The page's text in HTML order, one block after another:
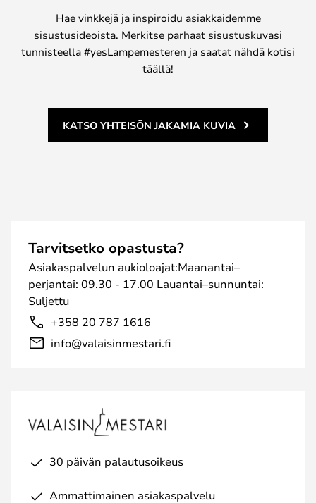
Hae vinkkejä ja inspiroidu asiakkaidemme
sisustusideoista. Merkitse parhaat sisustuskuvasi
tunnisteella #yesLampemesteren ja saatat nähdä kotisi
täällä!
KATSO YHTEISÖN JAKAMIA KUVIA
Tarvitsetko opastusta?
Asiakaspalvelun aukioloajat:Maanantai–
perjantai: 09.30 - 17.00 Lauantai–sunnuntai:
Suljettu
+358 20 787 1616
info@valaisinmestari.fi
30 päivän palautusoikeus
Ammattimainen asiakaspalvelu